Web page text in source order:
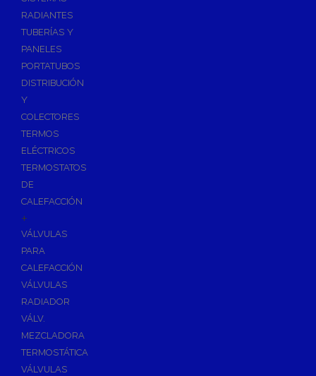
Ósmosis con Depósito
Recambios de Ósmosis
Grifería de Ósmosis
Regulación y Dosificación de Agua
RADIANTES
TUBERÍAS Y
PANELES
PORTATUBOS
DISTRIBUCIÓN
Y
COLECTORES
TERMOS
ELÉCTRICOS
TERMOSTATOS
DE
CALEFACCIÓN
+
VÁLVULAS
PARA
CALEFACCIÓN
VÁLVULAS
RADIADOR
VÁLV.
MEZCLADORA
TERMOSTÁTICA
VÁLVULAS